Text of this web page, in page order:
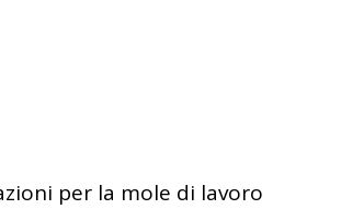
per la mole di lavoro